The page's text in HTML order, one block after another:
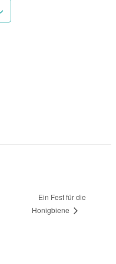
Ein Fest für die
Honigbiene